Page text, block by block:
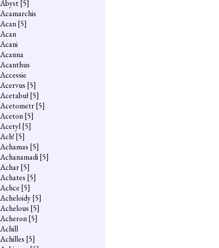
Abyst[5]
Acamarchis
Acan[5]
Acan
Acani
Acanna
Acanthus
Accessie
Acervus [5]
Acetabuł[5]
Acetometr[5]
Aceton[5]
Acetyl[5]
Ach! [5]
Achamas [5]
Achanamadi[5]
Achar[5]
Achates [5]
Achce [5]
Acheloidy[5]
Achelous [5]
Acheron[5]
Achill
Achilles [5]